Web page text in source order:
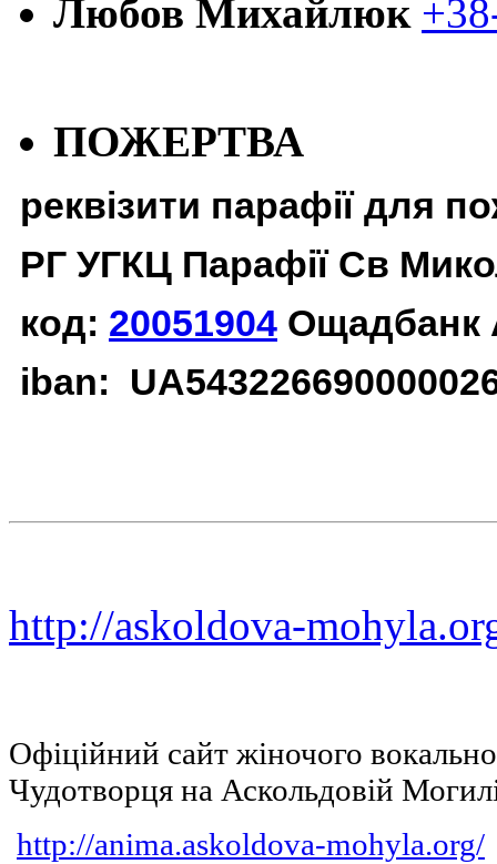
Любов Михайлюк
ПОЖЕРТВА
реквізити парафії для
РГ УГКЦ Парафії Св
код: 20051904 Ощадбанк
iban:
http://askoldova-
Офіційний сайт жіночого
Чудотворця на Аскольдовій
http://anima.askoldova-mohyla.org/